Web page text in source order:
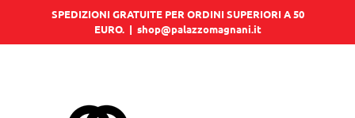
SPEDIZIONI GRATUITE PER ORDINI SUPERIORI A 50
EURO. | shop@palazzomagnani.it